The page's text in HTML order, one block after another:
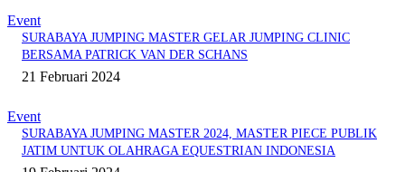
Event
SURABAYA JUMPING MASTER GELAR JUMPING CLINIC
BERSAMA PATRICK VAN DER SCHANS
21 Februari 2024
Event
SURABAYA JUMPING MASTER 2024, MASTER PIECE PUBLIK
JATIM UNTUK OLAHRAGA EQUESTRIAN INDONESIA